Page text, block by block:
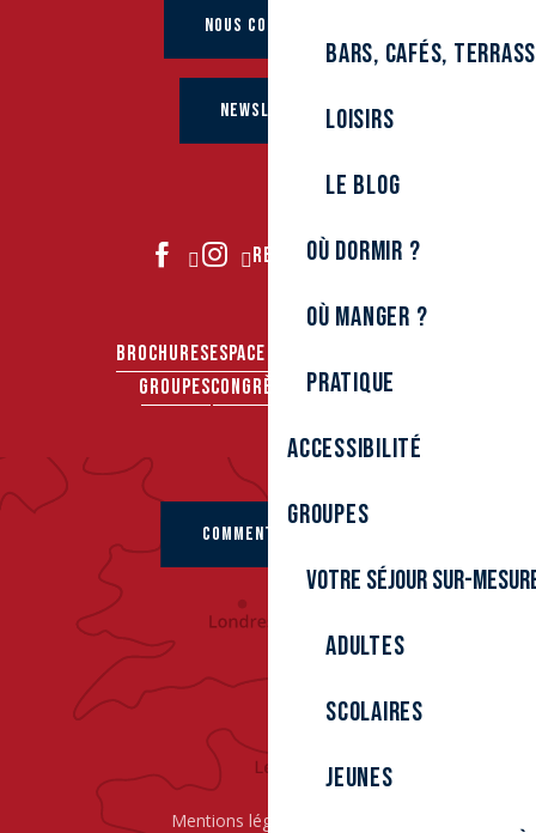
Bars, cafés,
Loisirs
Le Blog
Où dormir ?
Où manger ?
Pratique
Accessibilité
Groupes
Votre séjour sur-
Adultes
Scolaires
Jeunes
NOUS CONTACTER
NEWSLETTER
REJOIGNEZ-NOUS
BROCHURESESPACE PRO
GROUPESCONGRÈS & SÉMINAIRES
Mentions légales
COMMENT VENIR ?